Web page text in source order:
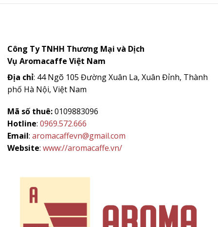
38.000.000
Công Ty TNHH Thương Mại và Dịch
Vụ Aromacaffe Việt Nam
Địa chỉ: 44 Ngõ 105 Đường Xuân La, Xuân Đỉnh, Thành
phố Hà Nội, Việt Nam
Mã số thuê:0109883096
Hotline: 0969.572.666
Email: aromacaffevn@gmail.com
Website: www://aromacaffe.vn/